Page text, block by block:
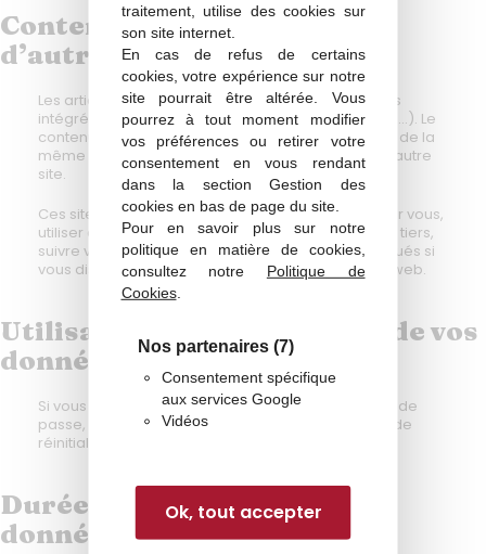
traitement, utilise des cookies sur
son site internet.
En cas de refus de certains
cookies, votre expérience sur notre
site pourrait être altérée. Vous
pourrez à tout moment modifier
vos préférences ou retirer votre
consentement en vous rendant
dans la section Gestion des
cookies en bas de page du site.
Pour en savoir plus sur notre
politique en matière de cookies,
consultez notre Politique de
Cookies.
Nos partenaires (7)
Consentement spécifique
aux services Google
Vidéos
Ok, tout accepter
Contenu embarqué depuis
d’autres sites
Les articles de ce site peuvent inclure des contenus
intégrés (par exemple des vidéos, images, articles…). Le
contenu intégré depuis d’autres sites se comporte de la
même manière que si le visiteur se rendait sur cet autre
site.
Ces sites web pourraient collecter des données sur vous,
utiliser des cookies, embarquer des outils de suivis tiers,
suivre vos interactions avec ces contenus embarqués si
vous disposez d’un compte connecté sur leur site web.
Utilisation et transmission de vos
données personnelles
Si vous demandez une réinitialisation de votre mot de
passe, votre adresse IP sera incluse dans l’e-mail de
réinitialisation.
Durées de stockage de vos
données